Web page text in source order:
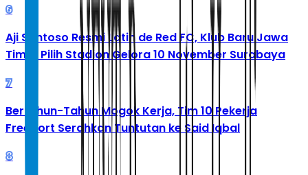
6
Aji Santoso Resmi Latih de Red FC, Klub Baru Jawa
Timur Pilih Stadion Gelora 10 November Surabaya
7
Bertahun-Tahun Mogok Kerja, Tim 10 Pekerja
Freeport Serahkan Tuntutan ke Said Iqbal
8